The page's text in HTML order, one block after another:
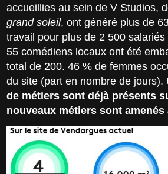
accueillies au sein de V Studios,
grand soleil, ont généré plus de
travail pour plus de 2 500
55 comédiens locaux ont été
total de 200. 46 % de femmes
du site (part en nombre de jours).
de métiers sont déjà présents
nouveaux métiers sont amenés